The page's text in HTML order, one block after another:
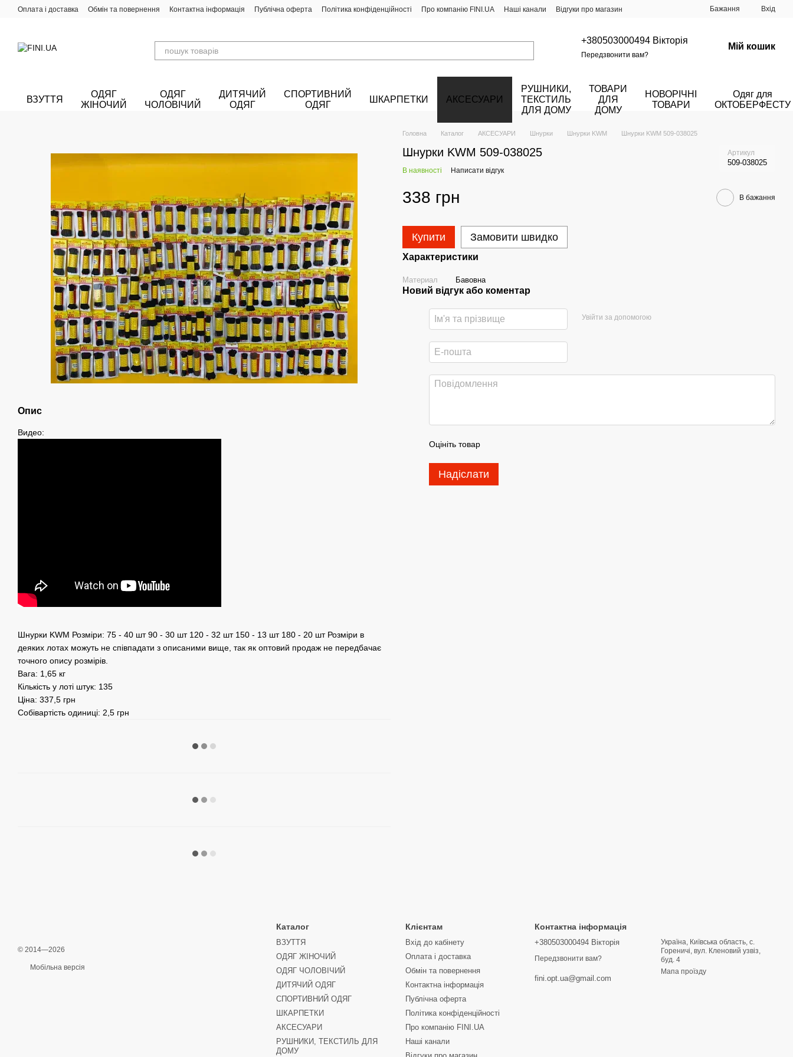
Перейти до основного контенту
Оплата і доставка Обмін та повернення Контактна інформація Публічна оферта Політика конфіденційності Про компанію FINI.UA Наші канали Відгуки про магазин Бажання Вхід
+380503000494 Вікторія
Передзвонити вам?
Мій кошик
ВЗУТТЯ
ОДЯГ
ЖІНОЧИЙ
ОДЯГ
ЧОЛОВІЧИЙ
ДИТЯЧИЙ
ОДЯГ
СПОРТИВНИЙ
ОДЯГ
ШКАРПЕТКИ АКСЕСУАРИ
РУШНИКИ,
ТЕКСТИЛЬ
ДЛЯ ДОМУ
ТОВАРИ
ДЛЯ
ДОМУ
НОВОРІЧНІ
ТОВАРИ
Одяг для
ОКТОБЕРФЕСТУ
Опис
Видео:
Шнурки KWM Розміри: 75 - 40 шт 90 - 30 шт 120 - 32 шт 150 - 13 шт 180 - 20 шт Розміри в
деяких лотах можуть не співпадати з описаними вище, так як оптовий продаж не передбачає
точного опису розмірів.
Вага: 1,65 кг
Кількість у лоті штук: 135
Ціна: 337,5 грн
Собівартість одиниці: 2,5 грн
Головна Каталог АКСЕСУАРИ Шнурки Шнурки KWM Шнурки KWM 509-038025
Шнурки KWM 509-038025 Артикул
509-038025
В наявності Написати відгук
338 грн В бажання
Купити Замовити швидко
Характеристики
Материал Бавовна
Новий відгук або коментар
Увійти за допомогою
Оцініть товар
Надіслати
© 2014—2026
Мобільна версія
Каталог
ВЗУТТЯ
ОДЯГ ЖІНОЧИЙ
ОДЯГ ЧОЛОВІЧИЙ
ДИТЯЧИЙ ОДЯГ
СПОРТИВНИЙ ОДЯГ
ШКАРПЕТКИ
АКСЕСУАРИ
РУШНИКИ, ТЕКСТИЛЬ ДЛЯ
ДОМУ
Клієнтам
Вхід до кабінету
Оплата і доставка
Обмін та повернення
Контактна інформація
Публічна оферта
Політика конфіденційності
Про компанію FINI.UA
Наші канали
Контактна інформація
+380503000494 Вікторія
Передзвонити вам?
fini.opt.ua@gmail.com
Україна, Київська область, с.
Гореничі, вул. Кленовий узвіз,
буд. 4
Мапа проїзду